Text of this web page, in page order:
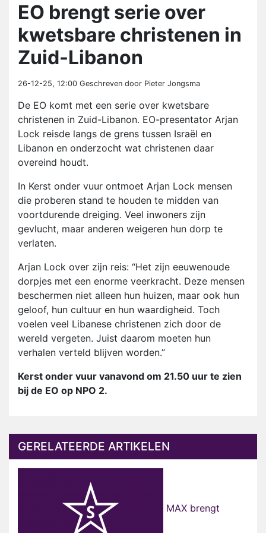
EO brengt serie over
kwetsbare christenen in
Zuid-Libanon
26-12-25, 12:00 Geschreven door Pieter Jongsma
De EO komt met een serie over kwetsbare
christenen in Zuid-Libanon. EO-presentator Arjan
Lock reisde langs de grens tussen Israël en
Libanon en onderzocht wat christenen daar
overeind houdt.
In Kerst onder vuur ontmoet Arjan Lock mensen
die proberen stand te houden te midden van
voortdurende dreiging. Veel inwoners zijn
gevlucht, maar anderen weigeren hun dorp te
verlaten.
Arjan Lock over zijn reis: “Het zijn eeuwenoude
dorpjes met een enorme veerkracht. Deze mensen
beschermen niet alleen hun huizen, maar ook hun
geloof, hun cultuur en hun waardigheid. Toch
voelen veel Libanese christenen zich door de
wereld vergeten. Juist daarom moeten hun
verhalen verteld blijven worden.”
Kerst onder vuur vanavond om 21.50 uur te zien
bij de EO op NPO 2.
GERELATEERDE ARTIKELEN
MAX brengt